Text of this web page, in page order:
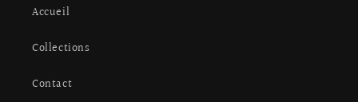
Accueil
Collections
Contact